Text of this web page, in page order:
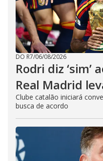
DO R7/06/08/2026
Rodri diz ‘sim’
Real Madrid
Clube catalão iniciará
busca de acordo